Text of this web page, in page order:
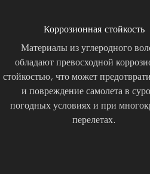
Коррозионная стойкость
Материалы из углеродного
обладают превосходной
стойкостью, что может
и повреждение самолета в
погодных условиях и при
перелетах.